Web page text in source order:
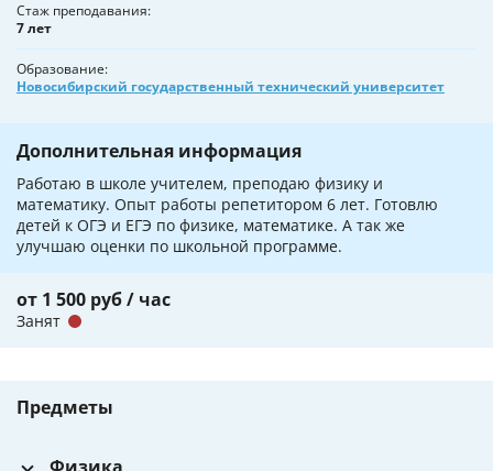
Стаж преподавания
7 лет
Образование
Новосибирский государственный технический университет
Дополнительная информация
Работаю в школе учителем, преподаю физику и
математику. Опыт работы репетитором 6 лет. Готовлю
детей к ОГЭ и ЕГЭ по физике, математике. А так же
улучшаю оценки по школьной программе.
от 1 500 руб / час
Занят
Предметы